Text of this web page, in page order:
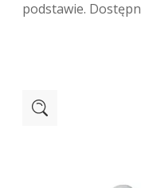
podstawie.